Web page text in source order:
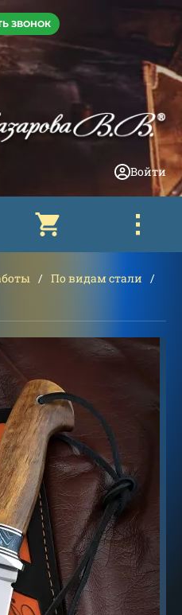
ЗВОНОК
Войти
По видам стали